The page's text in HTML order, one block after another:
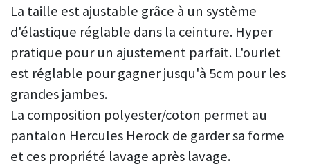
La taille est ajustable grâce à un système
d'élastique réglable dans la ceinture. Hyper
pratique pour un ajustement parfait. L'ourlet
est réglable pour gagner jusqu'à 5cm pour les
grandes jambes.
La composition polyester/coton permet au
pantalon Hercules Herock de garder sa forme
et ces propriété lavage après lavage.